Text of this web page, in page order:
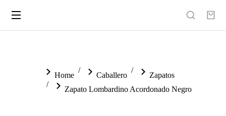
You are here:
Home Caballero
Zapatos
Zapato Lombardino Acordonado Negro